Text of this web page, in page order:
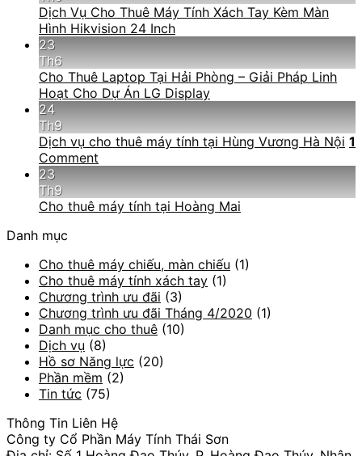
Dịch Vụ Cho Thuê Máy Tính Xách Tay Kèm Màn
Hình Hikvision 24 Inch
23
Th6
Cho Thuê Laptop Tại Hải Phòng – Giải Pháp Linh
Hoạt Cho Dự Án LG Display
24
Th9
Dịch vụ cho thuê máy tính tại Hùng Vương Hà Nội 1
Comment
23
Th9
Cho thuê máy tính tại Hoàng Mai
Danh mục
Cho thuê máy chiếu, màn chiếu (1)
Cho thuê máy tính xách tay (1)
Chương trình ưu đãi (3)
Chương trình ưu đãi Tháng 4/2020 (1)
Danh mục cho thuê (10)
Dịch vụ (8)
Hồ sơ Năng lực (20)
Phần mềm (2)
Tin tức (75)
Thông Tin Liên Hệ
Công ty Cổ Phần Máy Tính Thái Sơn